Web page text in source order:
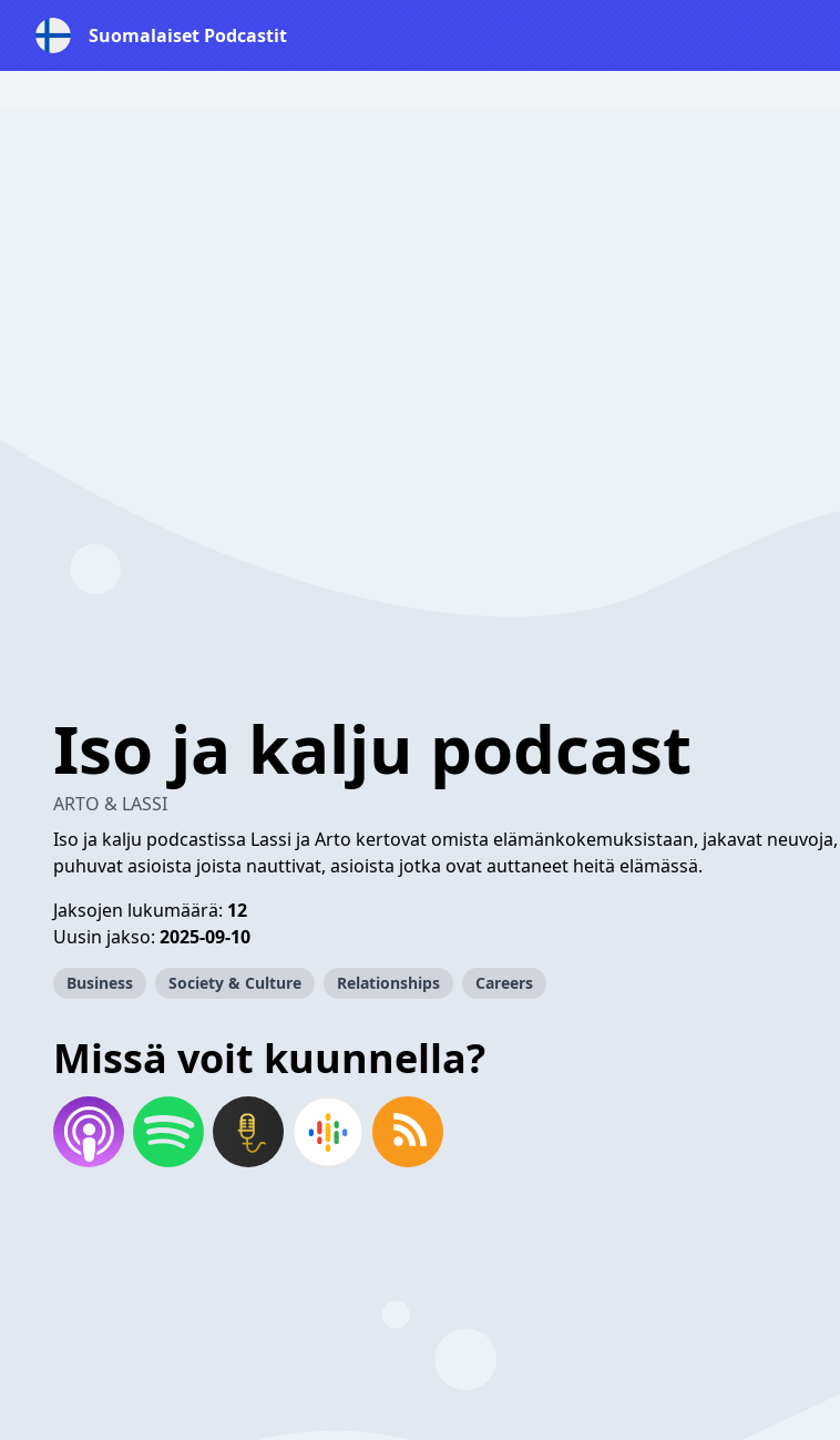
Suomalaiset Podcastit
Iso ja kalju podcast
ARTO & LASSI
Iso ja kalju podcastissa Lassi ja Arto kertovat omista elämänkokemuksistaan, jakavat neuvoja,
puhuvat asioista joista nauttivat, asioista jotka ovat auttaneet heitä elämässä.
Jaksojen lukumäärä: 12
Uusin jakso: 2025-09-10
Business Society & Culture Relationships Careers
Missä voit kuunnella?